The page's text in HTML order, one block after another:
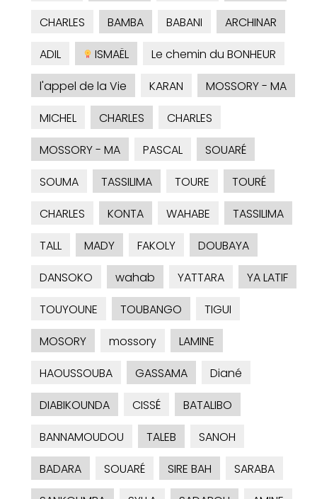
CHARLES
BAMBA BABANI
ARCHINAR
ADIL
ISMAËL
Le chemin du BONHEUR
l'appel de la Vie
KARAN
MOSSORY - MA
MICHEL
CHARLES
CHARLES
MOSSORY - MA
PASCAL
SOUARÉ
SOUMA
TASSILIMA TOURE
TOURÉ
CHARLES
KONTA WAHABE
TASSILIMA
TALL
MADY FAKOLY
DOUBAYA
DANSOKO
wahab YATTARA
YA LATIF
TOUYOUNE
TOUBANGO
TIGUI
MOSORY
mossory
LAMINE
HAOUSSOUBA
GASSAMA
Diané
DIABIKOUNDA
CISSÉ
BATALIBO
BANNAMOUDOU
TALEB
SANOH
BADARA
SOUARÉ SIRE BAH
SARABA